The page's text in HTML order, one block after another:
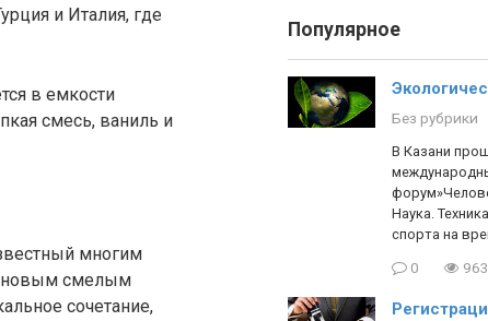
и Италия, где
в емкости
смесь, ваниль и
многим
новым смелым
сочетание,
Популярное
Без рубрики
В Казани
Наука.
спорта на
0